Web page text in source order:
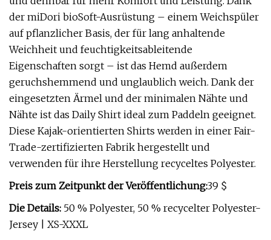
der miDori bioSoft-Ausrüstung – einem Weichspüler
auf pflanzlicher Basis, der für lang anhaltende
Weichheit und feuchtigkeitsableitende
Eigenschaften sorgt – ist das Hemd außerdem
geruchshemmend und unglaublich weich. Dank der
eingesetzten Ärmel und der minimalen Nähte und
Nähte ist das Daily Shirt ideal zum Paddeln geeignet.
Diese Kajak-orientierten Shirts werden in einer Fair-
Trade-zertifizierten Fabrik hergestellt und
verwenden für ihre Herstellung recyceltes Polyester.
Preis zum Zeitpunkt der Veröffentlichung:39 $
Die Details: 50 % Polyester, 50 % recycelter Polyester-
Jersey | XS-XXXL